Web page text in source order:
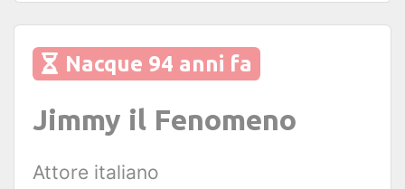
Nacque 94 anni fa
Jimmy il Fenomeno
Attore italiano